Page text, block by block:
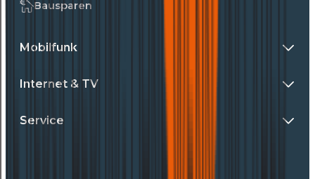
Bausparen
Mobilfunk
Internet & TV
Service